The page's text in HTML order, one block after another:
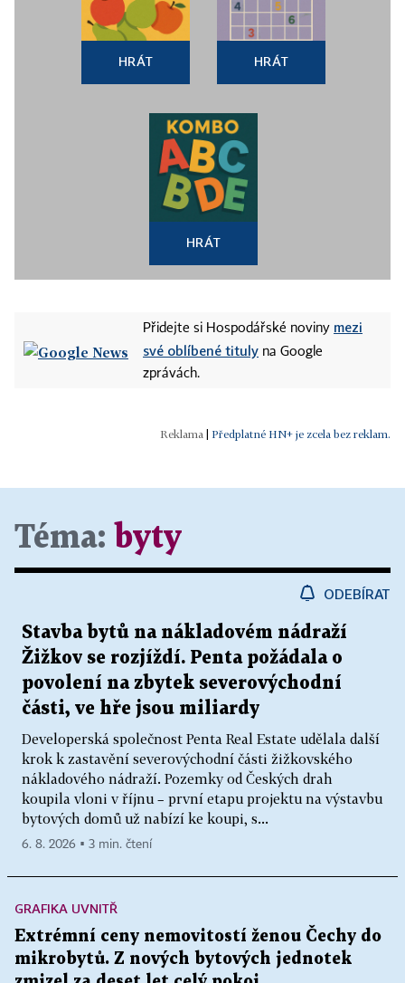
HRÁT HRÁT
HRÁT
Přidejte si Hospodářské noviny mezi
své oblíbené tituly na Google
zprávách.
Předplatné HN+ je zcela bez reklam.
Téma: byty
ODEBÍRAT
Stavba bytů na nákladovém nádraží
Žižkov se rozjíždí. Penta požádala o
povolení na zbytek severovýchodní
části, ve hře jsou miliardy
Developerská společnost Penta Real Estate udělala další
krok k zastavění severovýchodní části žižkovského
nákladového nádraží. Pozemky od Českých drah
koupila vloni v říjnu – první etapu projektu na výstavbu
bytových domů už nabízí ke koupi, s...
6. 8. 2026 ▪ 3 min. čtení
GRAFIKA UVNITŘ
Extrémní ceny nemovitostí ženou Čechy do
mikrobytů. Z nových bytových jednotek